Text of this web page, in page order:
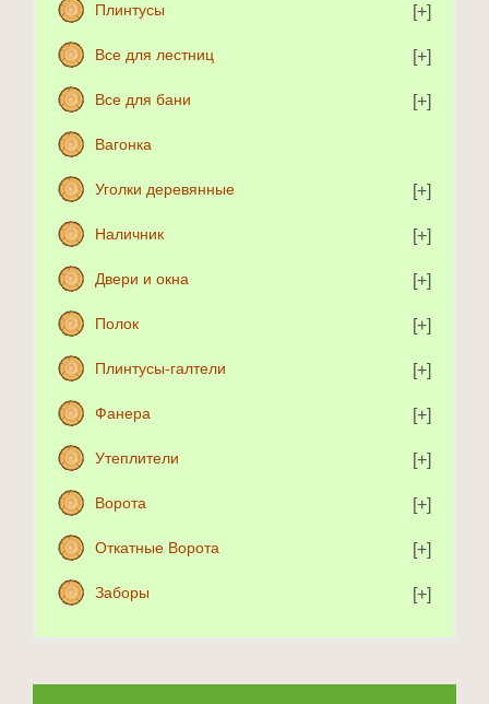
Плинтусы
Все для лестниц
Все для бани
Вагонка
Уголки деревянные
Наличник
Двери и окна
Полок
Плинтусы-галтели
Фанера
Утеплители
Ворота
Откатные Ворота
Заборы